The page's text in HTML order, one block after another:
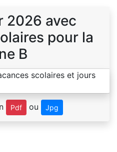
2026 avec
pour la
B
Pdf ou Jpg